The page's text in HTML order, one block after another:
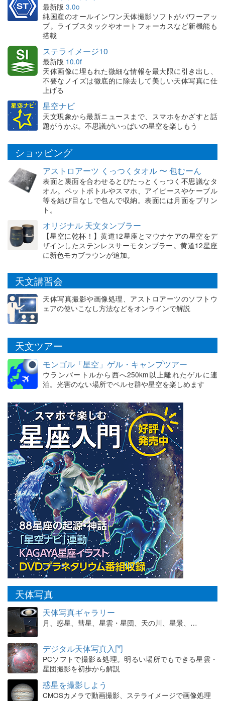
最新版 3.0o
純国産のオールインワン天体撮影ソフトがパワーアッ
プ。ライブスタックやオートフォーカスなど新機能も
搭載
ステライメージ10
最新版 10.0f
天体画像に埋もれた微細な情報を最大限に引き出し、
不要なノイズは徹底的に除去して美しい天体写真に仕
上げる
星空ナビ
天文現象から最新ニュースまで、スマホをかざすと話
題がうかぶ。不思議がいっぱいの星空を楽しもう
ショッピング
アストロアーツ くっつくタオル 〜 包むーん
表面と裏面を合わせるとぴたっとくっつく不思議なタ
オル。ペットボトルやスマホ、アイピースやケーブル
等を結び目なしで包んで収納。表面には月面をプリン
ト。
オリジナル 天文タンブラー
【星空に乾杯！】黄道12星座とマウナケアの星空をデ
ザインしたステンレスサーモタンブラー。黄道12星座
に新色モカブラウンが追加。
天文講習会
天体写真撮影や画像処理、アストロアーツのソフトウ
ェアの使いこなし方法などをオンラインで解説
天文ツアー
モンゴル「星空」ゲル・キャンプツアー
ウランバートルから西へ250km以上離れたゲルに連
泊。光害のない場所でペルセ群や星空を楽しめます
天体写真
天体写真ギャラリー
月、惑星、彗星、星雲・星団、天の川、星景、…
デジタル天体写真入門
PCソフトで撮影＆処理。明るい場所でもできる星雲・
星団撮影を初歩から解説
惑星を撮影しよう
CMOSカメラで動画撮影、ステライメージで画像処理